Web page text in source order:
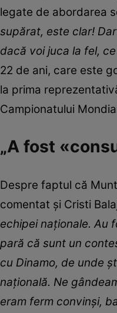
legate de abordarea
supărat, este clar!
dacă voi juca la fel,
22 de ani, care este
la prima
Campionatului
„A fost
Despre faptul că
comentat și Cristi
echipei naționale. Au
pară că sunt un
cu Dinamo, de unde
națională. Ne
eram ferm convinși,